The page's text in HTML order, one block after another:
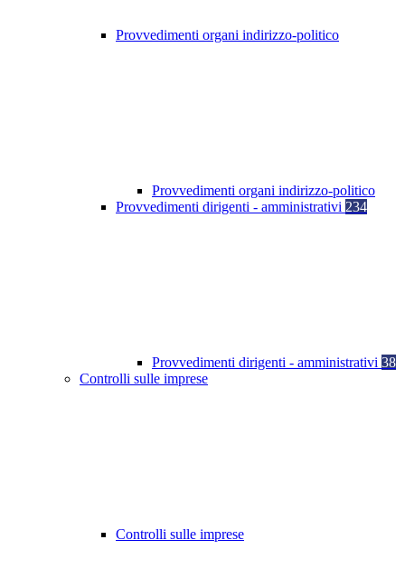
Provvedimenti organi indirizzo-politico
Provvedimenti organi indirizzo-politico
Provvedimenti dirigenti - amministrativi 234
Provvedimenti dirigenti - amministrativi 38
Controlli sulle imprese
Controlli sulle imprese